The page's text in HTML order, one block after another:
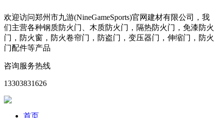
欢迎访问郑州市九游(NineGameSports)官网建材有限公司，我
们主营各种钢质防火门、木质防火门，隔热防火门，免漆防火
门，防火窗，防火卷帘门，防盗门，变压器门，伸缩门，防火
门配件等产品
咨询服务热线
13303831626
首页